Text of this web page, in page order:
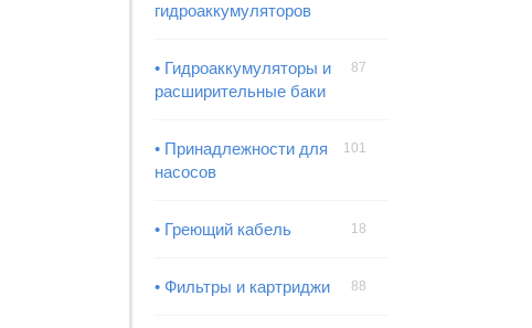
гидроаккумуляторов
• Гидроаккумуляторы и
расширительные баки
87
• Принадлежности для
насосов
101
• Греющий кабель 18
• Фильтры и картриджи 88